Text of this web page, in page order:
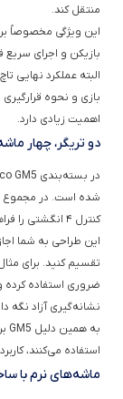
این ویژگی مخصوصاً
بازیکن و اجرای سریع
البته عملکرد نهایی
بازی و نحوه
اهمیت زیادی دارد.
دو تریگر، چهار ماشه
شده است. در مجموع
کنترل ۴ انگشتی را فراهم می‌کنند.
این طراحی به شما
تقسیم کنید. برای
ضروری استفاده کرده و
نشانه‌گیری آزاد نگه
استفاده می‌کنند،
ماشه‌های نرم با
یکی از جزئیاتی که